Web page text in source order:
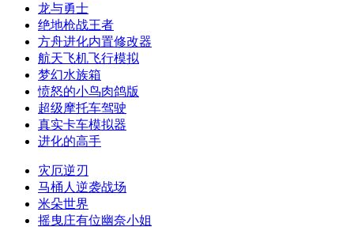
龙与勇士
绝地枪战王者
方舟进化内置修改器
航天飞机飞行模拟
梦幻水族箱
愤怒的小鸟肉鸽版
超级摩托车驾驶
真实卡车模拟器
进化的高手
灾厄逆刃
马桶人逆袭战场
米朵世界
摇曳庄有位幽奈小姐